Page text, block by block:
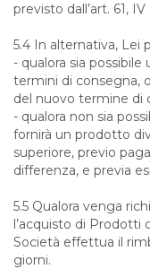
previsto dall’art. 61,
5.4 In alternativa, Lei
- qualora sia
termini di consegna,
del nuovo termine di
- qualora non sia
fornirà un prodotto
superiore, previo
differenza, e previa
5.5 Qualora venga
l’acquisto di Prodotti
Società effettua il
giorni.